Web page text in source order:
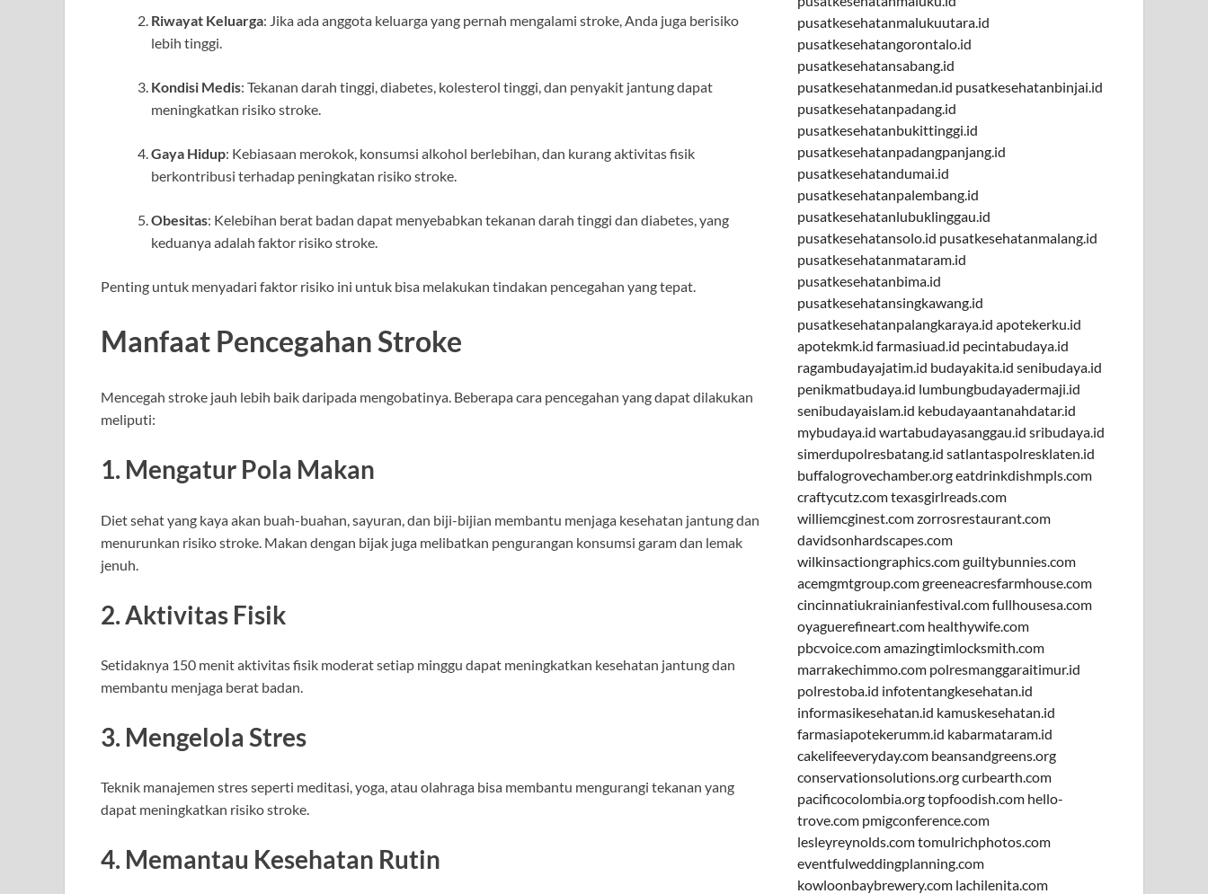
Riwayat Keluarga: Jika ada anggota keluarga yang pernah mengalami stroke, Anda juga berisiko
lebih tinggi.
Kondisi Medis: Tekanan darah tinggi, diabetes, kolesterol tinggi, dan penyakit jantung dapat
meningkatkan risiko stroke.
Gaya Hidup: Kebiasaan merokok, konsumsi alkohol berlebihan, dan kurang aktivitas fisik
berkontribusi terhadap peningkatan risiko stroke.
Obesitas: Kelebihan berat badan dapat menyebabkan tekanan darah tinggi dan diabetes, yang
keduanya adalah faktor risiko stroke.
Penting untuk menyadari faktor risiko ini untuk bisa melakukan tindakan pencegahan yang tepat.
Manfaat Pencegahan Stroke
Mencegah stroke jauh lebih baik daripada mengobatinya. Beberapa cara pencegahan yang dapat dilakukan
meliputi:
1. Mengatur Pola Makan
Diet sehat yang kaya akan buah-buahan, sayuran, dan biji-bijian membantu menjaga kesehatan jantung dan
menurunkan risiko stroke. Makan dengan bijak juga melibatkan pengurangan konsumsi garam dan lemak
jenuh.
2. Aktivitas Fisik
Setidaknya 150 menit aktivitas fisik moderat setiap minggu dapat meningkatkan kesehatan jantung dan
membantu menjaga berat badan.
3. Mengelola Stres
Teknik manajemen stres seperti meditasi, yoga, atau olahraga bisa membantu mengurangi tekanan yang
dapat meningkatkan risiko stroke.
4. Memantau Kesehatan Rutin
pusatkesehatanmalukuutara.id
pusatkesehatangorontalo.id
pusatkesehatansabang.id
pusatkesehatanmedan.id pusatkesehatanbinjai.id
pusatkesehatanpadang.id
pusatkesehatanbukittinggi.id
pusatkesehatanpadangpanjang.id
pusatkesehatandumai.id
pusatkesehatanpalembang.id
pusatkesehatanlubuklinggau.id
pusatkesehatansolo.id pusatkesehatanmalang.id
pusatkesehatanmataram.id
pusatkesehatanbima.id
pusatkesehatansingkawang.id
pusatkesehatanpalangkaraya.id apotekerku.id
apotekmk.id farmasiuad.id pecintabudaya.id
ragambudayajatim.id budayakita.id senibudaya.id
penikmatbudaya.id lumbungbudayadermaji.id
senibudayaislam.id kebudayaantanahdatar.id
mybudaya.id wartabudayasanggau.id sribudaya.id
simerdupolresbatang.id satlantaspolresklaten.id
buffalogrovechamber.orgeatdrinkdishmpls.com
craftycutz.comtexasgirlreads.com
williemcginest.comzorrosrestaurant.com
davidsonhardscapes.com
wilkinsactiongraphics.comguiltybunnies.com
acemgmtgroup.comgreeneacresfarmhouse.com
cincinnatiukrainianfestival.comfullhousesa.com
oyaguerefineart.com healthywife.com
pbcvoice.comamazingtimlocksmith.com
marrakechimmo.com polresmanggaraitimur.id
polrestoba.id infotentangkesehatan.id
informasikesehatan.id kamuskesehatan.id
farmasiapotekerumm.id kabarmataram.id
cakelifeeveryday.com beansandgreens.org
conservationsolutions.orgcurbearth.com
pacificocolombia.orgtopfoodish.com hello-
trove.com pmigconference.com
lesleyreynolds.comtomulrichphotos.com
eventfulweddingplanning.com
kowloonbaybrewery.com lachilenita.com